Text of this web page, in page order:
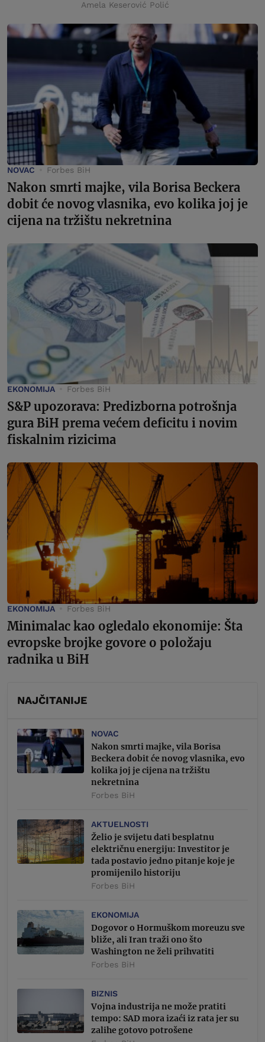
Amela Keserović Polić
NOVAC Forbes BiH
Nakon smrti majke, vila Borisa Beckera
dobit će novog vlasnika, evo kolika joj je
cijena na tržištu nekretnina
EKONOMIJA Forbes BiH
S&P upozorava: Predizborna potrošnja
gura BiH prema većem deficitu i novim
fiskalnim rizicima
EKONOMIJA Forbes BiH
Minimalac kao ogledalo ekonomije: Šta
evropske brojke govore o položaju
radnika u BiH
NAJČITANIJE
NOVAC
Nakon smrti majke, vila Borisa
Beckera dobit će novog vlasnika, evo
kolika joj je cijena na tržištu
nekretnina
Forbes BiH
AKTUELNOSTI
Želio je svijetu dati besplatnu
električnu energiju: Investitor je
tada postavio jedno pitanje koje je
promijenilo historiju
Forbes BiH
EKONOMIJA
Dogovor o Hormuškom moreuzu sve
bliže, ali Iran traži ono što
Washington ne želi prihvatiti
Forbes BiH
BIZNIS
Vojna industrija ne može pratiti
tempo: SAD mora izaći iz rata jer su
zalihe gotovo potrošene